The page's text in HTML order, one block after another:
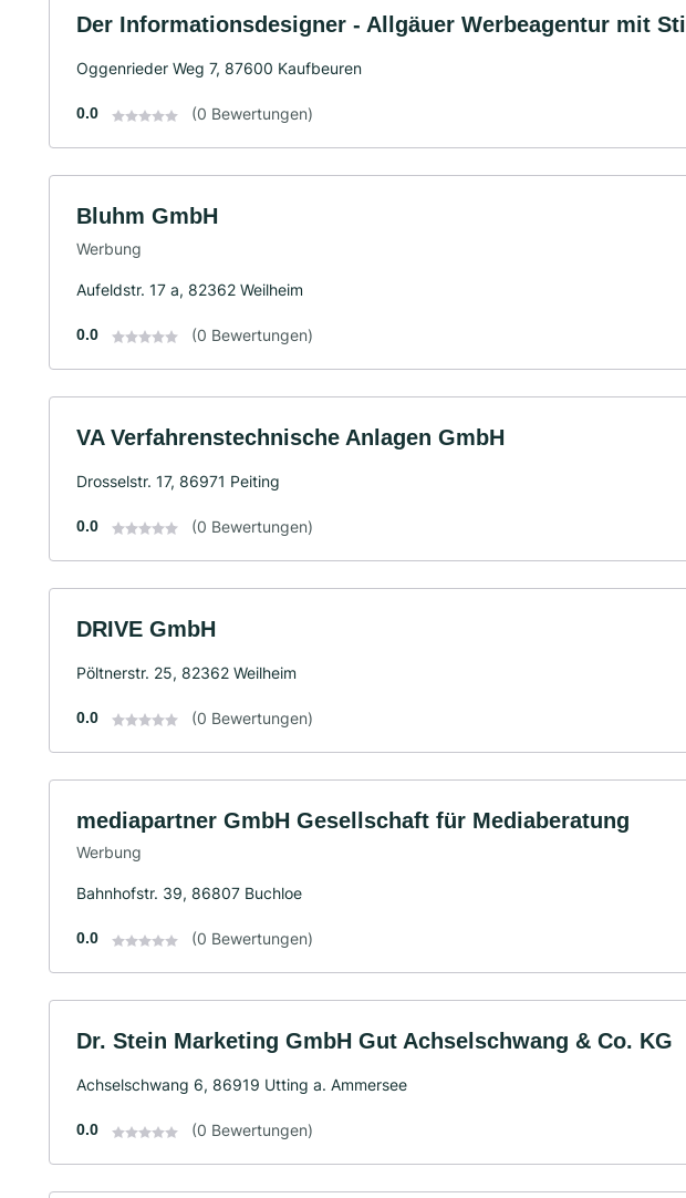
Der Informationsdesigner - Allgäuer Werbeagentur mit Stil
Oggenrieder Weg 7, 87600 Kaufbeuren
0.0 (0 Bewertungen)
Bluhm GmbH
Werbung
Aufeldstr. 17 a, 82362 Weilheim
0.0 (0 Bewertungen)
VA Verfahrenstechnische Anlagen GmbH
Drosselstr. 17, 86971 Peiting
0.0 (0 Bewertungen)
DRIVE GmbH
Pöltnerstr. 25, 82362 Weilheim
0.0 (0 Bewertungen)
mediapartner GmbH Gesellschaft für Mediaberatung
Werbung
Bahnhofstr. 39, 86807 Buchloe
0.0 (0 Bewertungen)
Dr. Stein Marketing GmbH Gut Achselschwang & Co. KG
Achselschwang 6, 86919 Utting a. Ammersee
0.0 (0 Bewertungen)